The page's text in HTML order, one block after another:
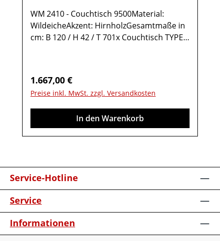
WM 2410 - Couchtisch 9500Material:
WildeicheAkzent: HirnholzGesamtmaße in
cm: B 120 / H 42 / T 701x Couchtisch TYPE
vormontiert (Restmontage kann
erforderlich sein).Farben können auf
verschiedenen Bildschirmen abweichen.
Deko oder andere Beimöbel sind nicht
enthalten. Abbildung kann abweichen.
Regulärer Preis:
1.667,00 €
Preise inkl. MwSt. zzgl. Versandkosten
In den Warenkorb
Service-Hotline
Service
Informationen